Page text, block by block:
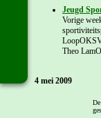
Jeugd
Vorige
Theo
4 mei 2009